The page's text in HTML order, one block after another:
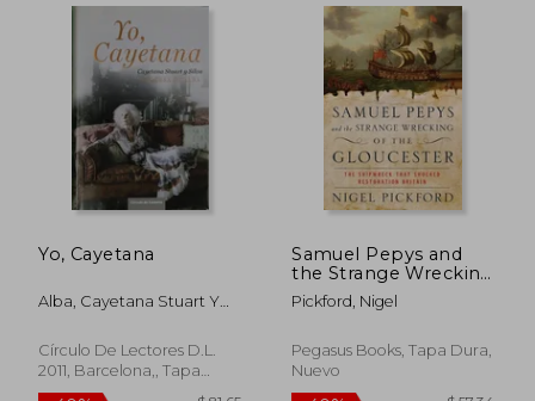
dcto. dcto.
Yo, Cayetana
Alba, Cayetana Stuart Y
Círculo De Lectores D.L.
2011, Barcelona,, Tapa
Dura,Usado
Samuel Pepys and
the Strange Wrecking
of the Gloucester:
The Shipwreck That
Britain (en Inglés)
Pickford, Nigel
Pegasus Books, Tapa Dura,
Nuevo